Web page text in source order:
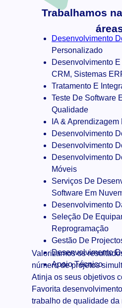
Desenvolvimento
Personalizado
Desenvolvimento
CRM, Sistemas
Tratamento E
Teste De Software
Qualidade
IA & Aprendizagem
Desenvolvimento
Desenvolvimento
Desenvolvimento
Móveis
Serviços De
Software Em
Desenvolvimento
Seleção De
Reprogramação
Gestão De
Desenvolvimento
Apoio Técnico
Valorizamos os
número de projetos
Atinja os seus objetivos
Favorita
trabalho de qualidade da
Trabalhamos